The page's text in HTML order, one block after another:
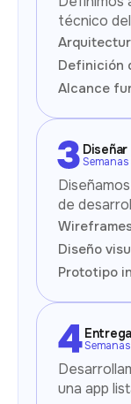
técnico
Definición
Alcance
Diseñar
de
Diseño
Prototipo
una app